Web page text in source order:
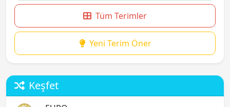
Tüm Terimler
Yeni Terim Öner
Keşfet